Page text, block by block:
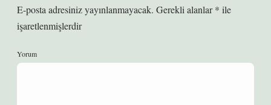
E-posta adresiniz yayınlanmayacak. Gerekli alanlar* ile
işaretlenmişlerdir
Yorum